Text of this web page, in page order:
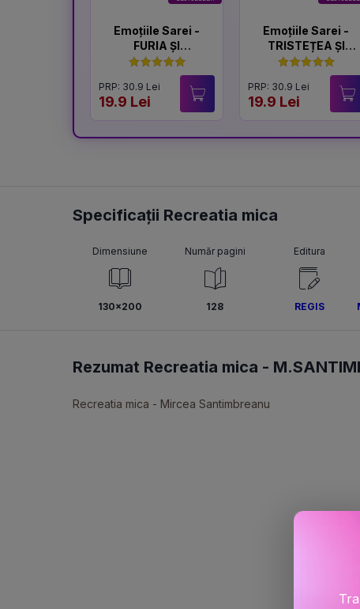
Emoțiile Sarei -
FURIA ȘI
LINIȘTEA
PRP: 30.9 Lei
19.9 Lei
Emoțiile Sarei -
TRISTEȚEA ȘI
BUCURIA
PRP: 30.9 Lei
19.9 Lei
Specificații Recreatia mica
Dimensiune
130x200
Număr pagini
128
Editura
REGIS
Rezumat Recreatia mica -
Recreatia mica - Mircea Santimbreanu